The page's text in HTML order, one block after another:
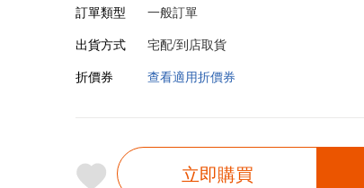
訂單類型
一般訂單
出貨方式
宅配/到店取貨
折價券
查看適用折價券
立即購買